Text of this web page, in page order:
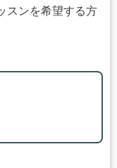
スンを希望する方